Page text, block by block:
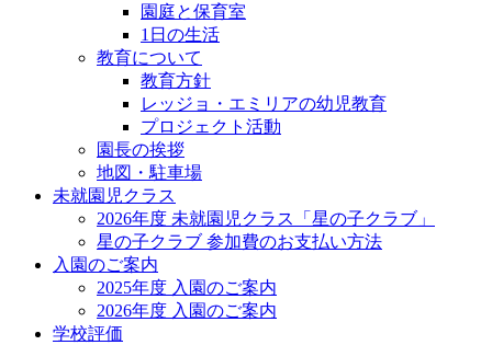
園庭と保育室
1日の生活
教育について
教育方針
レッジョ・エミリアの幼児教育
プロジェクト活動
園長の挨拶
地図・駐車場
未就園児クラス
2026年度 未就園児クラス「星の子クラブ」
星の子クラブ 参加費のお支払い方法
入園のご案内
2025年度 入園のご案内
2026年度 入園のご案内
学校評価